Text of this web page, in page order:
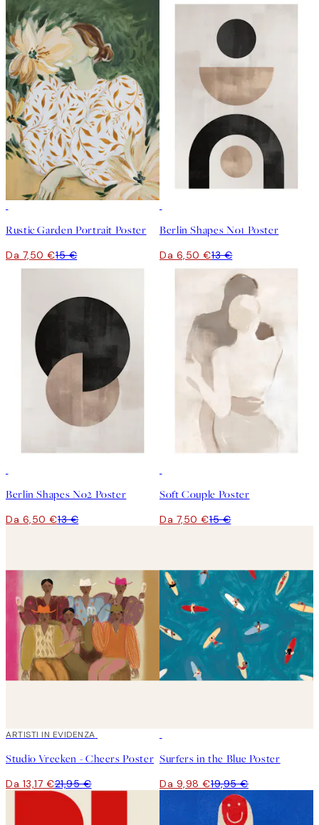
Rustic Garden Portrait Poster
Da 7,50 €15 €
Berlin Shapes No1 Poster
Da 6,50 €13 €
Berlin Shapes No2 Poster
Da 6,50 €13 €
Soft Couple Poster
Da 7,50 €15 €
40%*
ARTISTI IN EVIDENZA
Studio Vreeken - Cheers Poster
Da 13,17 €21,95 €
Surfers in the Blue Poster
Da 9,98 €19,95 €